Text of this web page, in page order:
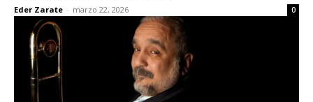
Eder Zarate - marzo 22, 2026 0